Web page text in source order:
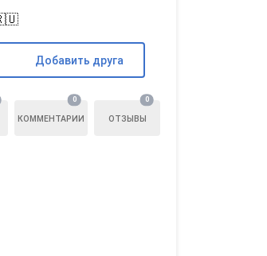
🇷🇺
Добавить друга
КОММЕНТАРИИ
0
ОТЗЫВЫ
0